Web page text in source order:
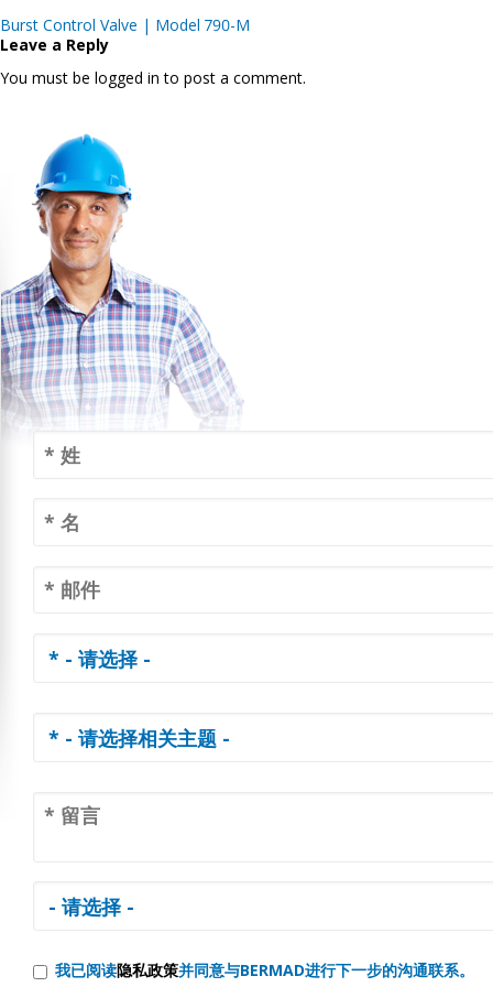
Post
navigation
Burst Control Valve | Model 790-M
Leave a Reply
You must be logged in to post a comment.
我已阅读隐私政策并同意与BERMAD进行下一步的沟通联系。